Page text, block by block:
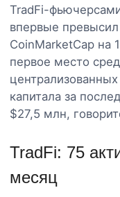
TradFi-
впервые
CoinMarketCap на
первое место
капитала за
$27,5 млн,
TradFi: 75
месяц